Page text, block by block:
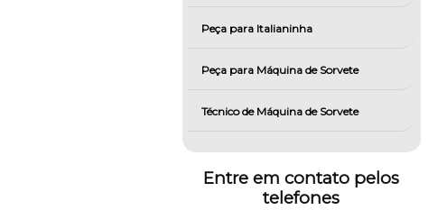
Peça para Italianinha
Peça para Máquina de Sorvete
Técnico de Máquina de Sorvete
Entre em contato pelos
telefones